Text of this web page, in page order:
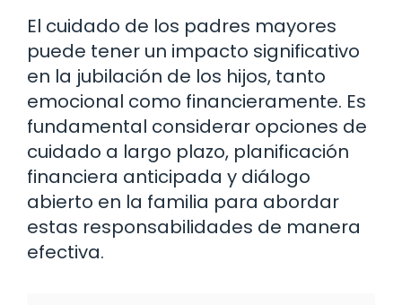
El cuidado de los padres mayores
puede tener un impacto significativo
en la jubilación de los hijos, tanto
emocional como financieramente. Es
fundamental considerar opciones de
cuidado a largo plazo, planificación
financiera anticipada y diálogo
abierto en la familia para abordar
estas responsabilidades de manera
efectiva.